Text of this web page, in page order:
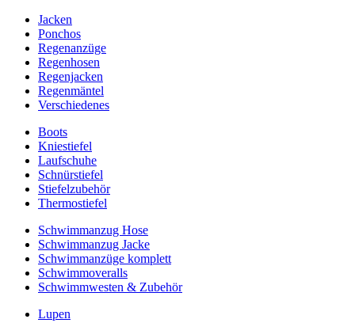
Jacken
Ponchos
Regenanzüge
Regenhosen
Regenjacken
Regenmäntel
Verschiedenes
Boots
Kniestiefel
Laufschuhe
Schnürstiefel
Stiefelzubehör
Thermostiefel
Schwimmanzug Hose
Schwimmanzug Jacke
Schwimmanzüge komplett
Schwimmoveralls
Schwimmwesten & Zubehör
Lupen